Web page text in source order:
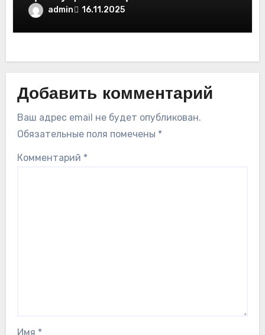
admin 16.11.2025
Добавить комментарий
Ваш адрес email не будет опубликован.
Обязательные поля помечены *
Комментарий *
Имя *